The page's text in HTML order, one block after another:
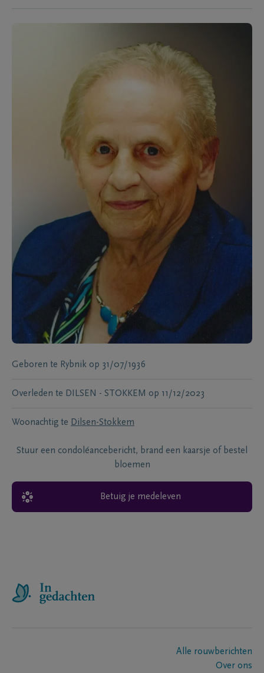
Geboren te Rybnik op 31/07/1936
Overleden te DILSEN - STOKKEM op 11/12/2023
Woonachtig te Dilsen-Stokkem
Stuur een condoléancebericht, brand een kaarsje of bestel
bloemen
Betuig je medeleven
Alle rouwberichten
Over ons